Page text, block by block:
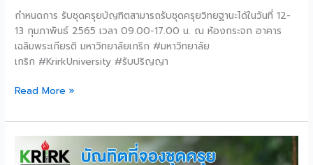
กำหนดการ รับชุดครุยบัญฑิตสามารถรับชุดครุยวิทยฐานะได้ในวันที่ 12-
13 กุมภาพันธ์ 2565 เวลา 09.00-17.00 น. ณ ห้องกระจก อาคาร
เฉลิมพระเกียรติ มหาวิทยาลัยเกริก #มหาวิทยาลัย
เกริก #KrirkUniversity #รับปริญญา
Read More »
ชุด